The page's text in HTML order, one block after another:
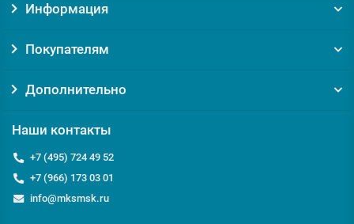
Информация
Покупателям
Дополнительно
Наши контакты
+7 (495) 724 49 52
+7 (966) 173 03 01
info@mksmsk.ru